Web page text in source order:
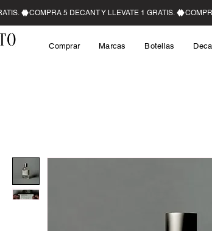
Comprar Marcas Botellas